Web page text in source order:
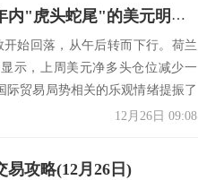
市场将失去美联储的支撑？年内"虎头蛇尾"的美元明年更没动力！
始回落，从午后转而下行。荷兰
示，上周美元净多头仓位减少一
际贸易局势相关的乐观情绪提振了
12月26日 09:08
攻略(12月26日)